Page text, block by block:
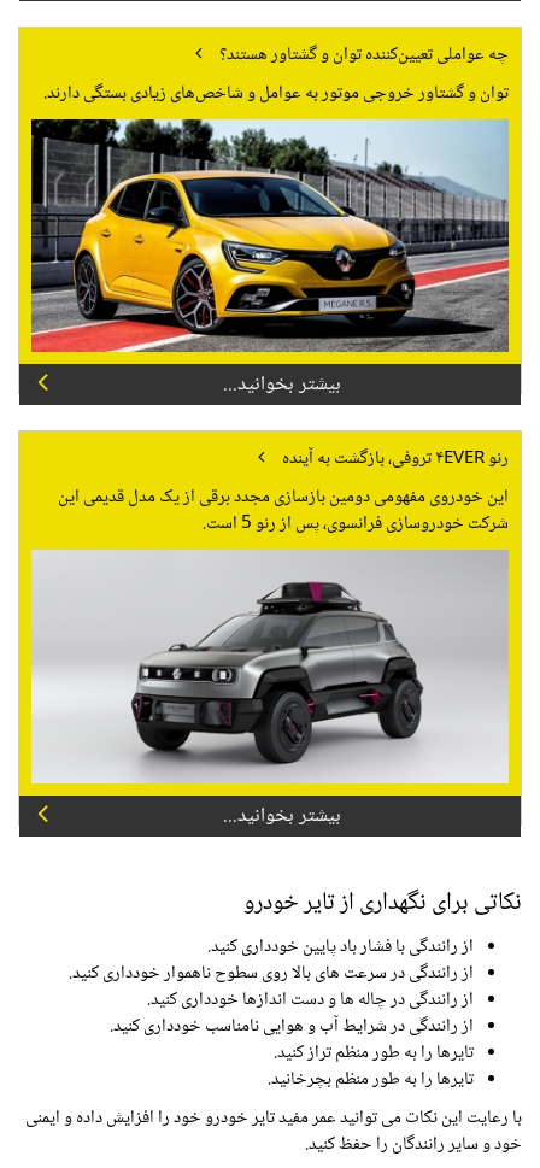
چه عواملی تعیین‌کننده توان و گشتاور هستند؟
توان و گشتاور خروجی موتور به عوامل و شاخص‌های زیادی بستگی دارند.
بیشتر بخوانید...
رنو ۴EVER تروفی، بازگشت به آینده
این خودروی مفهومی دومین بازسازی مجدد برقی از یک مدل قدیمی این
شرکت خودروسازی فرانسوی، پس از رنو 5 است.
بیشتر بخوانید...
نکاتی برای نگهداری از تایر خودرو
از رانندگی با فشار باد پایین خودداری کنید.
از رانندگی در سرعت های بالا روی سطوح ناهموار خودداری کنید.
از رانندگی در چاله ها و دست اندازها خودداری کنید.
از رانندگی در شرایط آب و هوایی نامناسب خودداری کنید.
تایرها را به طور منظم تراز کنید.
تایرها را به طور منظم بچرخانید.
با رعایت این نکات می توانید عمر مفید تایر خودرو خود را افزایش داده و ایمنی
خود و سایر رانندگان را حفظ کنید.